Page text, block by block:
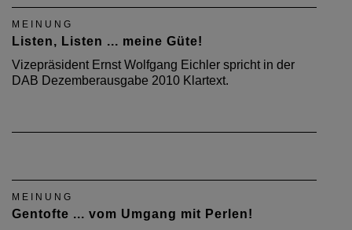
MEINUNG
Listen, Listen ... meine Güte!
Vizepräsident Ernst Wolfgang Eichler spricht in der
DAB Dezemberausgabe 2010 Klartext.
MEINUNG
Gentofte ... vom Umgang mit Perlen!